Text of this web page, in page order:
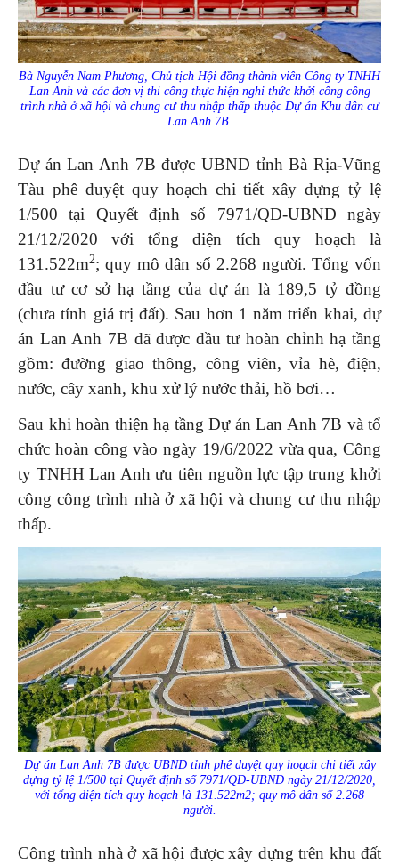
Bà Nguyễn Nam Phương, Chủ tịch Hội đồng thành viên Công ty TNHH
Lan Anh và các đơn vị thi công thực hiện nghi thức khởi công công
trình nhà ở xã hội và chung cư thu nhập thấp thuộc Dự án Khu dân cư
Lan Anh 7B.
Dự án Lan Anh 7B được UBND tỉnh Bà Rịa-Vũng
Tàu phê duyệt quy hoạch chi tiết xây dựng tỷ lệ
1/500 tại Quyết định số 7971/QĐ-UBND ngày
21/12/2020 với tổng diện tích quy hoạch là
131.522m2; quy mô dân số 2.268 người. Tổng vốn
đầu tư cơ sở hạ tầng của dự án là 189,5 tỷ đồng
(chưa tính giá trị đất). Sau hơn 1 năm triển khai, dự
án Lan Anh 7B đã được đầu tư hoàn chỉnh hạ tầng
gồm: đường giao thông, công viên, vỉa hè, điện,
nước, cây xanh, khu xử lý nước thải, hồ bơi…
Sau khi hoàn thiện hạ tầng Dự án Lan Anh 7B và tổ
chức hoàn công vào ngày 19/6/2022 vừa qua, Công
ty TNHH Lan Anh ưu tiên nguồn lực tập trung khởi
công công trình nhà ở xã hội và chung cư thu nhập
thấp.
Dự án Lan Anh 7B được UBND tỉnh phê duyệt quy hoạch chi tiết xây
dựng tỷ lệ 1/500 tại Quyết định số 7971/QĐ-UBND ngày 21/12/2020,
với tổng diện tích quy hoạch là 131.522m2; quy mô dân số 2.268
người.
Công trình nhà ở xã hội được xây dựng trên khu đất